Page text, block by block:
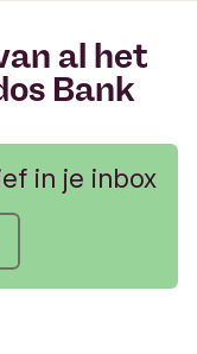
al het
Bank
in je inbox